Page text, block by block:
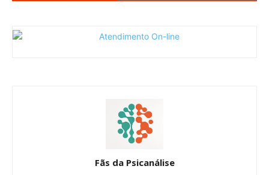
Fãs da Psicanálise